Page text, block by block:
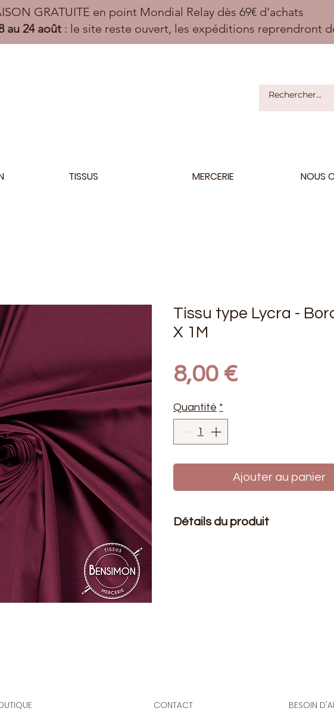
GRATUITE en point Mondial Relay dès 69€ d'achats
au 24 août: le site reste ouvert, les expéditions reprendront
TISSUS MERCERIE NOUS
Tissu type Lycra -
X 1M
8,00 €Prix
Quantité *
Ajouter au panier
Détails du produit
CONTACT BESOIN